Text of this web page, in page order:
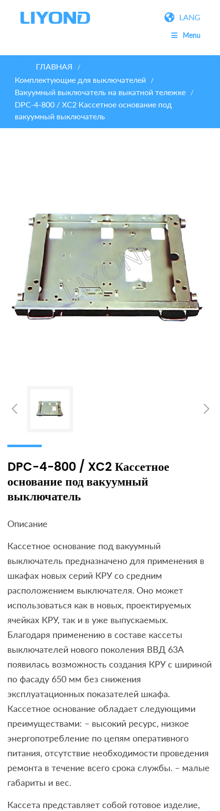
LANG
Menu
ГЛАВНАЯ /
Комплектующие для выключателей /
Вакуумный выключатель на выкатной тележке /
DPC-4-800 / XC2 Кассетное основание под
вакуумный выключатель
DPC-4-800 / XC2 Кассетное
основание под вакуумный
выключатель
Описание
Кассетное основание под вакуумный
выключатель предназначено для применения в
шкафах новых серий КРУ со средним
расположением выключателя. Оно может
использоваться как в новых, проектируемых
ячейках КРУ, так и в уже выпускаемых.
Благодаря применению в составе кассеты
выключателей нового поколения ВВД 63А
появилась возможность создания КРУ с шириной
по фасаду 650 мм без снижения
эксплуатационных показателей шкафа.
Кассетное основание обладает следующими
преимуществами: – высокий ресурс, низкое
энергопотребление по цепям оперативного
питания, отсутствие необходимости проведения
ремонта в течение всего срока службы. – малые
габариты и вес.
Кассета представляет собой готовое изделие,